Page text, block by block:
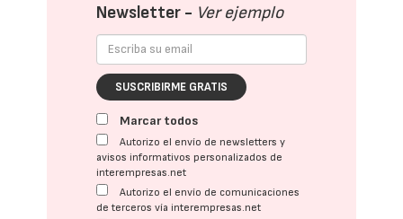
Newsletter - Ver ejemplo
SUSCRIBIRME GRATIS
Marcar todos
Autorizo el envío de newsletters y
avisos informativos personalizados de
interempresas.net
Autorizo el envío de comunicaciones
de terceros vía interempresas.net